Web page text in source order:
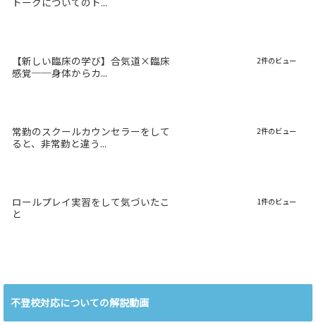
【新しい臨床の学び】合気道×臨床
感覚──身体からカ...
2件のビュー
常勤のスクールカウンセラーをして
ると、非常勤と違う...
2件のビュー
ロールプレイ実習をして気づいたこ
と
1件のビュー
不登校対応についての解説動画